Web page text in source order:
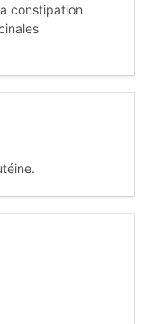
constipation